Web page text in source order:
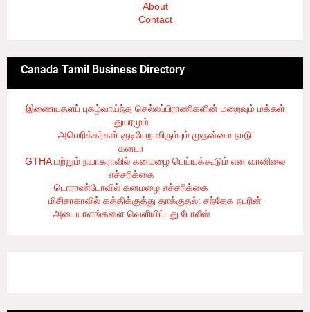
About
Contact
Canada Tamil Business Directory
இணையதளப் புகழ்வாய்ந்த செல்லப்பிராணிகளின் மறைவும் மக்கள்
துயரமும்- 8/2/2026
அமெரிக்கர்கள் குடியேற விரும்பும் முதன்மை நாடு
கனடா
GTHA மற்றும் நயாகராவில் கனமழை பெய்யக்கூடும் என வானிலை
எச்சரிக்கை
டொராண்டோவில் கனமழை எச்சரிக்கை
மிசிசாகாவில் கத்திக்குத்து தாக்குதல்: சந்தேக நபரின்
அடையாளங்களை வெளியிட்டது போலீஸ்- 8/1/2026